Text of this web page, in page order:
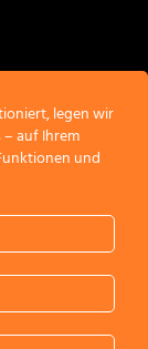
legen wir
auf Ihrem
und